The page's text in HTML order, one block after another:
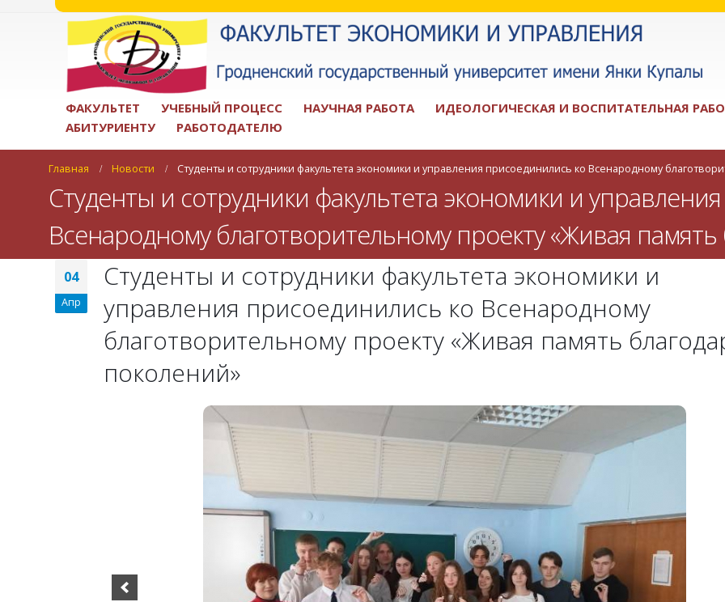
ФАКУЛЬТЕТ УЧЕБНЫЙ ПРОЦЕСС НАУЧНАЯ РАБОТА ИДЕОЛОГИЧЕСКАЯ И ВОСПИТАТЕЛЬНАЯ
АБИТУРИЕНТУ
РАБОТОДАТЕЛЮ
Главная Новости Студенты и сотрудники факультета экономики и управления присоединились ко Всенародному
Студенты и сотрудники факультета экономики и
Всенародному благотворительному проекту «Живая
04
Апр
Студенты и сотрудники факультета экономики и
управления присоединились ко Всенародному
благотворительному проекту «Живая память
поколений»